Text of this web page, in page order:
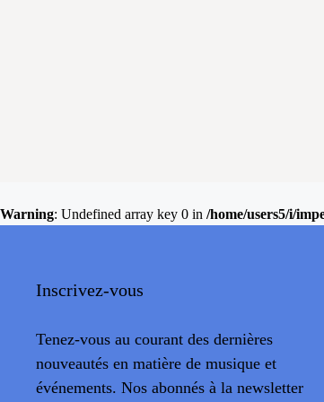
Warning: Undefined array key 0 in /home/users5/i/
Inscrivez-vous
Tenez-vous au courant des dernières
nouveautés en matière de musique et
événements. Nos abonnés à la newsletter